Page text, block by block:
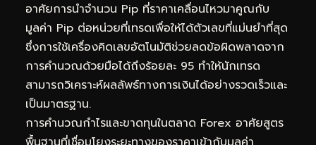
อาศัยการนำจำนวน Pip ที่ราคาเคลื่อนไหวมาคูณกับ
มูลค่า Pip ต่อหน่วยที่เทรดเพื่อให้ได้ตัวเลขที่แม่นยำที่สุด
ซึ่งการใช้เครื่องคิดเลขอัตโนมัติช่วยลดข้อผิดพลาดจาก
การคำนวณด้วยมือได้ถึงร้อยละ 95 ทำให้นักเทรด
สามารถวิเคราะห์ผลลัพธ์ทางการเงินได้อย่างรวดเร็วและ
เป็นมาตรฐาน.
การคำนวณกำไรและขาดทุนในตลาด Forex อาศัยสูตร